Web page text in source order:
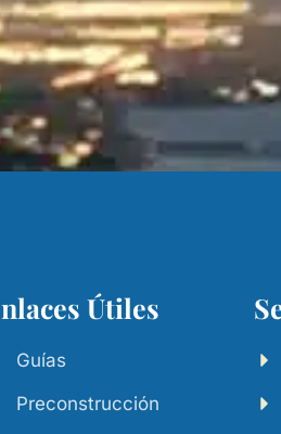
Útiles
Guías
Preconstrucción